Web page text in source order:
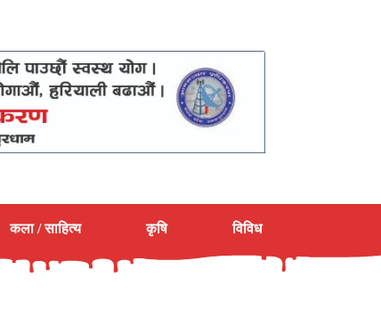
कला / साहित्य कृषि विविध